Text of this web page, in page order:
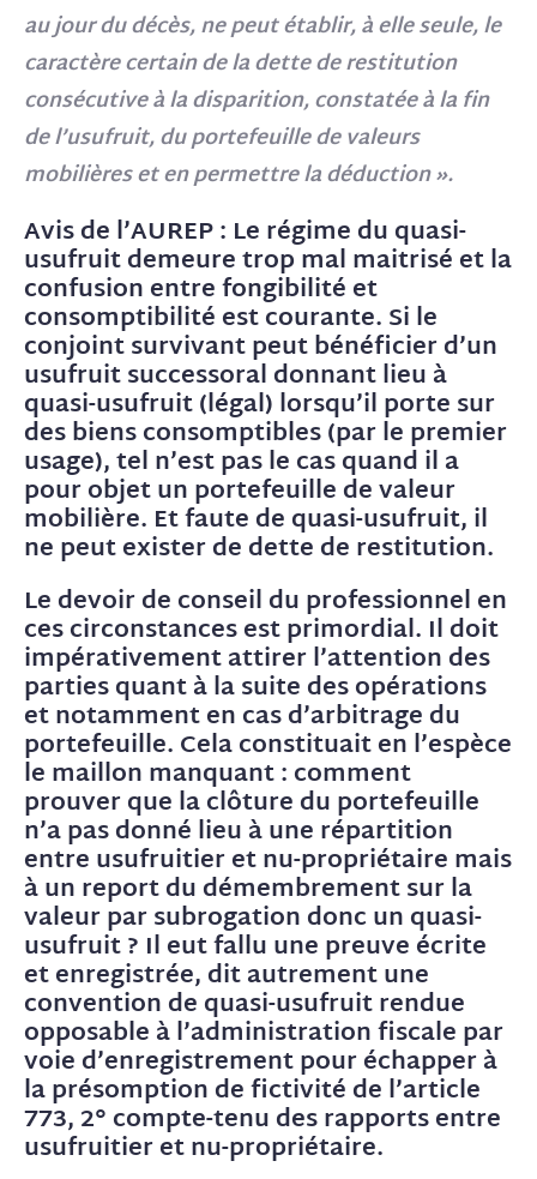
au jour du décès, ne peut établir, à elle seule, le
caractère certain de la dette de restitution
consécutive à la disparition, constatée à la fin
de l’usufruit, du portefeuille de valeurs
mobilières et en permettre la déduction ».
Avis de l’AUREP : Le régime du quasi-
usufruit demeure trop mal maitrisé et la
confusion entre fongibilité et
consomptibilité est courante. Si le
conjoint survivant peut bénéficier d’un
usufruit successoral donnant lieu à
quasi-usufruit (légal) lorsqu’il porte sur
des biens consomptibles (par le premier
usage), tel n’est pas le cas quand il a
pour objet un portefeuille de valeur
mobilière. Et faute de quasi-usufruit, il
ne peut exister de dette de restitution.
Le devoir de conseil du professionnel en
ces circonstances est primordial. Il doit
impérativement attirer l’attention des
parties quant à la suite des opérations
et notamment en cas d’arbitrage du
portefeuille. Cela constituait en l’espèce
le maillon manquant : comment
prouver que la clôture du portefeuille
n’a pas donné lieu à une répartition
entre usufruitier et nu-propriétaire mais
à un report du démembrement sur la
valeur par subrogation donc un quasi-
usufruit ? Il eut fallu une preuve écrite
et enregistrée, dit autrement une
convention de quasi-usufruit rendue
opposable à l’administration fiscale par
voie d’enregistrement pour échapper à
la présomption de fictivité de l’article
773, 2° compte-tenu des rapports entre
usufruitier et nu-propriétaire.